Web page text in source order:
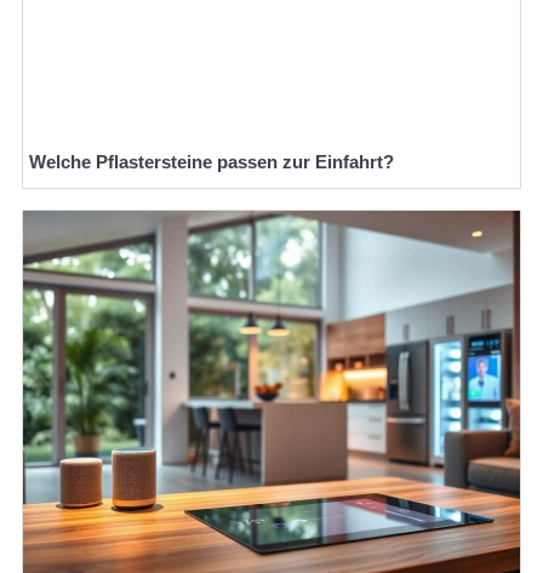
Welche Pflastersteine passen zur Einfahrt?